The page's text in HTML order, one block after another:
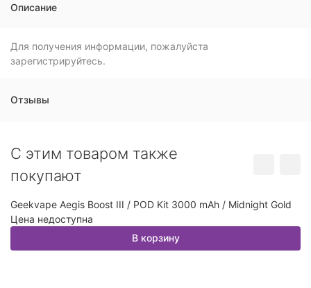
Описание
Для получения информации, пожалуйста
зарегистрируйтесь.
Отзывы
C этим товаром также
покупают
Geekvape Aegis Boost III / POD Kit 3000 mAh / Midnight Gold
Цена недоступна
В корзину